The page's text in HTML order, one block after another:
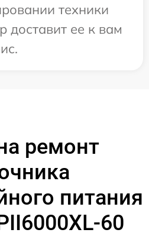
техники
доставит ее к вам
ремонт
питания
60